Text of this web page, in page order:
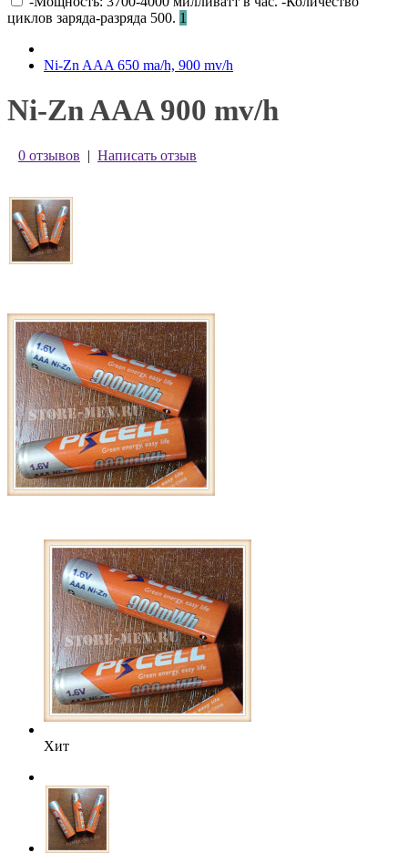
циклов заряда-разряда 500. 1
Ni-Zn AAA 650 ma/h, 900 mv/h
Ni-Zn AAA 900 mv/h
0 отзывов | Написать отзыв
Хит